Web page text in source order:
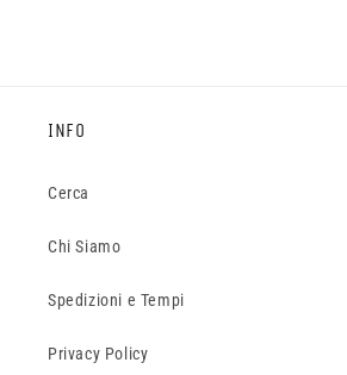
INFO
Cerca
Chi Siamo
Spedizioni e Tempi
Privacy Policy